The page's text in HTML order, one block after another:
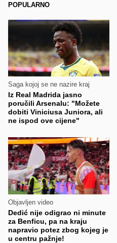
POPULARNO
Saga kojoj se ne nazire kraj
Iz Real Madrida jasno
poručili Arsenalu: "Možete
dobiti Viniciusa Juniora, ali
ne ispod ove cijene"
Objavljen video
Dedić nije odigrao ni minute
za Benficu, pa na kraju
napravio potez zbog kojeg je
u centru pažnje!